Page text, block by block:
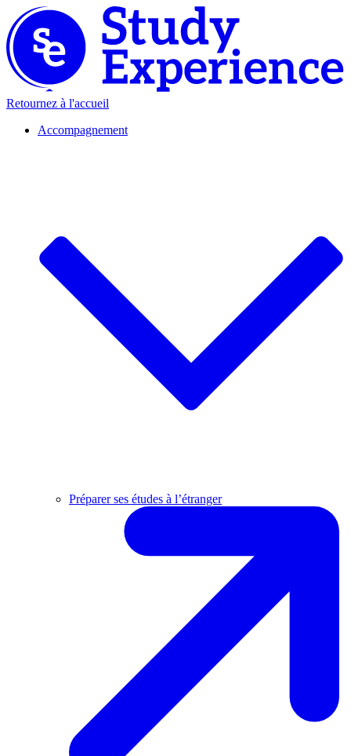
Retournez à l'accueil
Accompagnement
Préparer ses études à l’étranger